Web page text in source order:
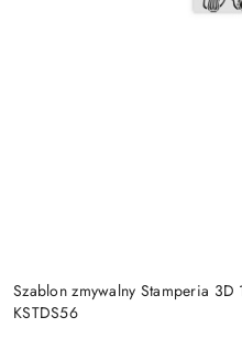
Szablon zmywalny Stamperia
KSTDS56